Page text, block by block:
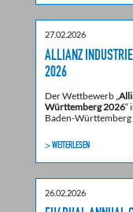
27.02.2026
ALLIANZ
2026
Der Wettbewerb „
Württemberg 2026“
Baden-
> WEITERLESEN
26.02.2026